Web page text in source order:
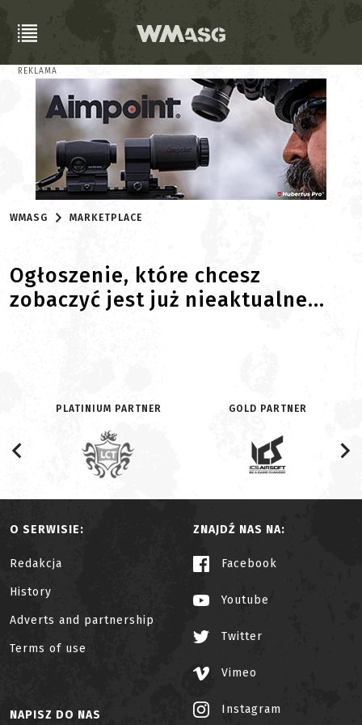
REKLAMA
WMASG MARKETPLACE
Ogłoszenie, które chcesz
zobaczyć jest już nieaktualne...
PLATINIUM PARTNER GOLD PARTNER
O SERWISIE:
Redakcja
History
Adverts and partnership
Terms of use
ZNAJDŹ NAS NA:
Facebook
Youtube
Twitter
Vimeo
Instagram
NAPISZ DO NAS